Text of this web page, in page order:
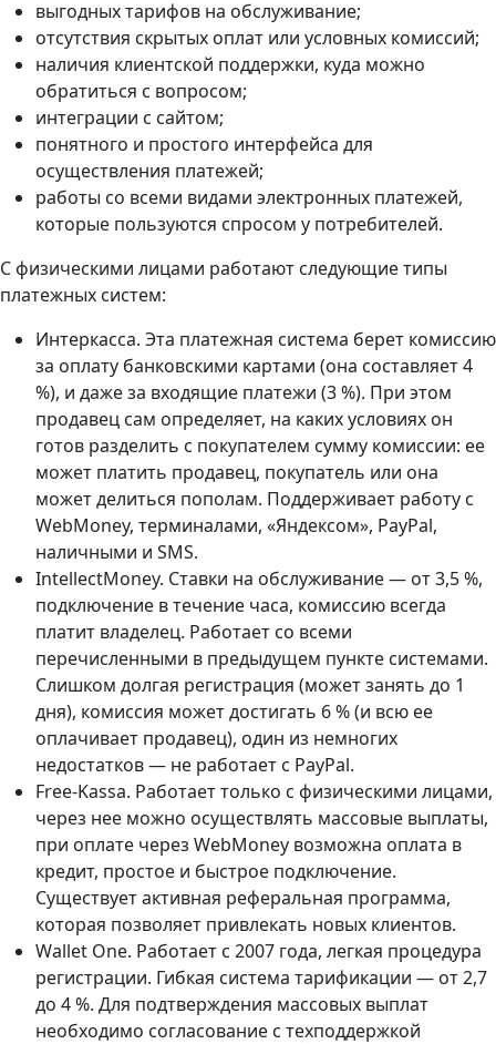
выгодных тарифов на обслуживание;
отсутствия скрытых оплат или условных комиссий;
наличия клиентской поддержки, куда можно
обратиться с вопросом;
интеграции с сайтом;
понятного и простого интерфейса для
осуществления платежей;
работы со всеми видами электронных платежей,
которые пользуются спросом у потребителей.
С физическими лицами работают следующие типы
платежных систем:
Интеркасса. Эта платежная система берет комиссию
за оплату банковскими картами (она составляет 4
%), и даже за входящие платежи (3 %). При этом
продавец сам определяет, на каких условиях он
готов разделить с покупателем сумму комиссии: ее
может платить продавец, покупатель или она
может делиться пополам. Поддерживает работу с
WebMoney, терминалами, «Яндексом», PayPal,
наличными и SMS.
IntellectMoney. Ставки на обслуживание — от 3,5 %,
подключение в течение часа, комиссию всегда
платит владелец. Работает со всеми
перечисленными в предыдущем пункте системами.
Слишком долгая регистрация (может занять до 1
дня), комиссия может достигать 6 % (и всю ее
оплачивает продавец), один из немногих
недостатков — не работает с PayPal.
Free-Kassa. Работает только с физическими лицами,
через нее можно осуществлять массовые выплаты,
при оплате через WebMoney возможна оплата в
кредит, простое и быстрое подключение.
Существует активная реферальная программа,
которая позволяет привлекать новых клиентов.
Wallet One. Работает с 2007 года, легкая процедура
регистрации. Гибкая система тарификации — от 2,7
до 4 %. Для подтверждения массовых выплат
необходимо согласование с техподдержкой